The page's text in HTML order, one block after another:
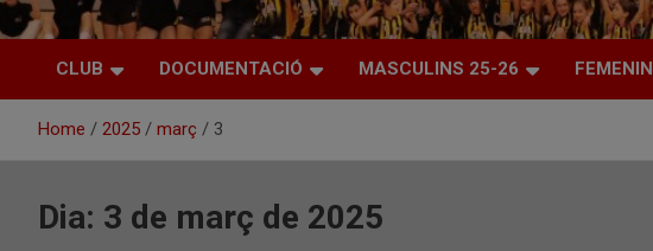
CLUB DOCUMENTACIÓ MASCULINS 25-26
Home 2025 març 3
Dia: 3 de març de 2025